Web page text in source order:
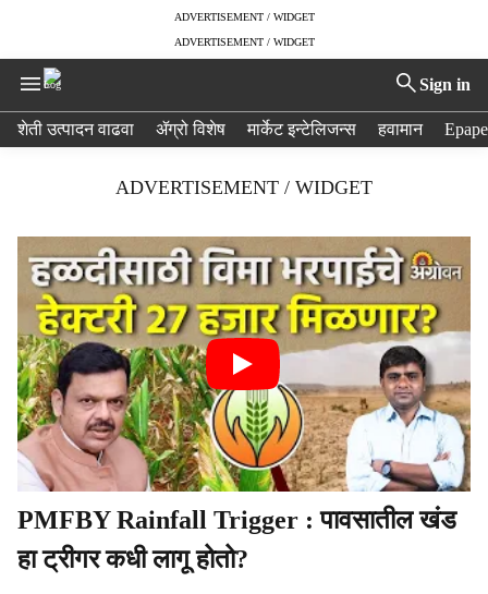
ADVERTISEMENT / WIDGET
ADVERTISEMENT / WIDGET
Sign in
e
शेती उत्पादन वाढवा ॲग्रो विशेष मार्केट इन्टेलिजन्स हवामान
ADVERTISEMENT / WIDGET
PMFBY Rainfall Trigger : पावसातील खंड
हा ट्रीगर कधी लागू होतो?